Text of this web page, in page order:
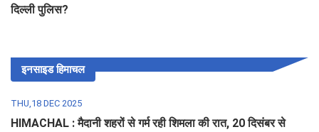
दिल्ली पुलिस?
इनसाइड हिमाचल
THU,18 DEC 2025
HIMACHAL : मैदानी शहरों से गर्म रही शिमला की रात, 20 दिसंबर से